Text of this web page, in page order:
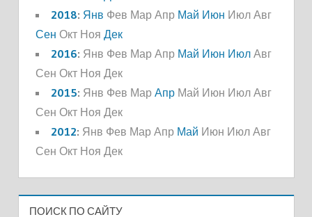
2018: Янв Фев Мар Апр Май Июн Июл Авг
Сен Окт Ноя Дек
2016: Янв Фев Мар Апр Май Июн Июл Авг
Сен Окт Ноя Дек
2015: Янв Фев Мар Апр Май Июн Июл Авг
Сен Окт Ноя Дек
2012: Янв Фев Мар Апр Май Июн Июл Авг
Сен Окт Ноя Дек
ПОИСК ПО САЙТУ